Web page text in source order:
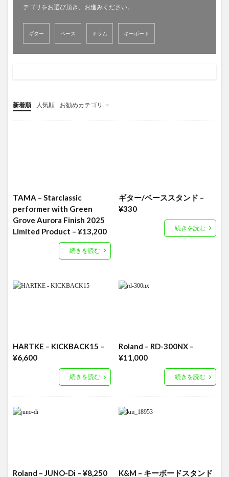
テゴリをお選び頂き、お進みください。
ギター ベース ドラム キーボード
新着順 人気順
お勧めカテゴリ
音響セット
レンタル機材リスト
DJ機材
TAMA – Starclassic
performer with Green
Grove Aurora Finish 2025
Limited Product – ¥13,200
続きを読む
ギター/ベーススタンド –
¥330
続きを読む
HARTKE – KICKBACK15 –
¥6,600
続きを読む
Roland – RD-300NX –
¥11,000
続きを読む
Roland – JUNO-Di – ¥8,250
K&M – キーボードスタンド